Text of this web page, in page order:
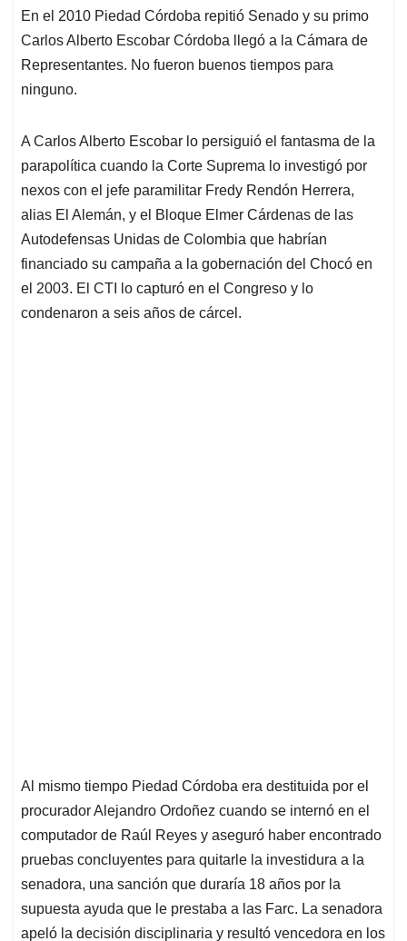
En el 2010 Piedad Córdoba repitió Senado y su primo
Carlos Alberto Escobar Córdoba llegó a la Cámara de
Representantes. No fueron buenos tiempos para
ninguno.
A Carlos Alberto Escobar lo persiguió el fantasma de la
parapolítica cuando la Corte Suprema lo investigó por
nexos con el jefe paramilitar Fredy Rendón Herrera,
alias El Alemán, y el Bloque Elmer Cárdenas de las
Autodefensas Unidas de Colombia que habrían
financiado su campaña a la gobernación del Chocó en
el 2003. El CTI lo capturó en el Congreso y lo
condenaron a seis años de cárcel.
Al mismo tiempo Piedad Córdoba era destituida por el
procurador Alejandro Ordoñez cuando se internó en el
computador de Raúl Reyes y aseguró haber encontrado
pruebas concluyentes para quitarle la investidura a la
senadora, una sanción que duraría 18 años por la
supuesta ayuda que le prestaba a las Farc. La senadora
apeló la decisión disciplinaria y resultó vencedora en los